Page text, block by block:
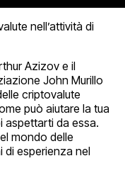
nell’attività di
Azizov e il
John Murillo
criptovalute
può aiutare la tua
aspettarti da essa.
mondo delle
di esperienza nel